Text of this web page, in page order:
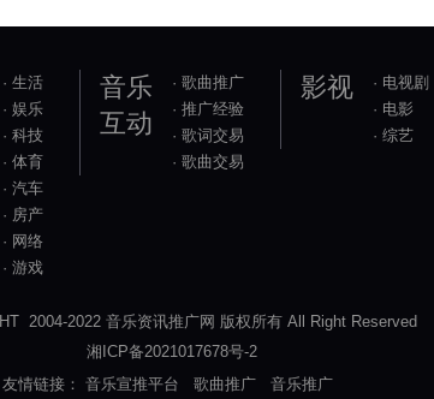
影视
· 电视剧
· 电影
· 综艺
音乐
互动
· 歌曲推广
· 推广经验
· 歌词交易
· 歌曲交易
· 生活
· 娱乐
· 科技
· 体育
· 汽车
· 房产
· 网络
· 游戏
2004-2022 音乐资讯推广网 版权所有 All Right Reserved
湘ICP备2021017678号-2
友情链接： 音乐宣推平台 歌曲推广 音乐推广